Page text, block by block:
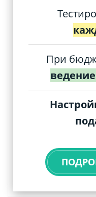
При